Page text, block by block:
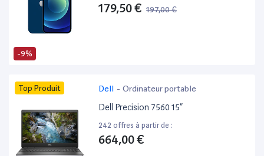
-9%
179,50 € 197,00 €
Top Produit Dell - Ordinateur portable
Dell Precision 7560 15”
242 offres à partir de :
664,00 €